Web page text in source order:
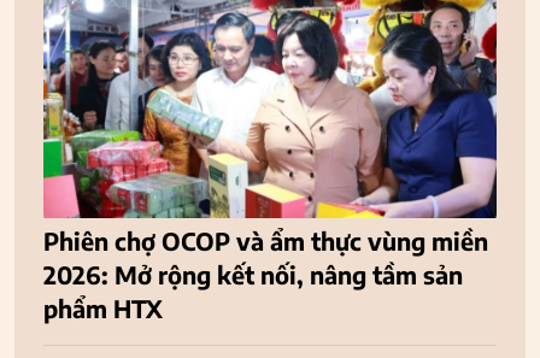
Phiên chợ OCOP và ẩm thực vùng miền
2026: Mở rộng kết nối, nâng tầm sản
phẩm HTX